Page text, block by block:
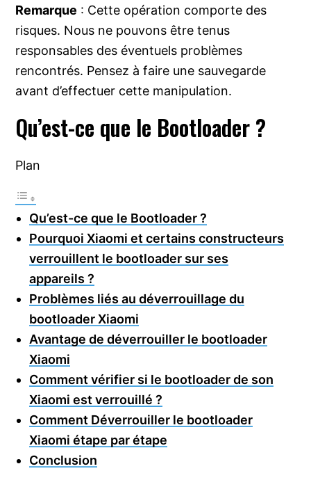
Remarque : Cette opération comporte des
risques. Nous ne pouvons être tenus
responsables des éventuels problèmes
rencontrés. Pensez à faire une sauvegarde
avant d’effectuer cette manipulation​.
Qu’est-ce que le Bootloader ?
Plan
Qu’est-ce que le Bootloader ?
Pourquoi Xiaomi et certains constructeurs
verrouillent le bootloader sur ses
appareils ?
Problèmes liés au déverrouillage du
bootloader Xiaomi
Avantage de déverrouiller le bootloader
Xiaomi
Comment vérifier si le bootloader de son
Xiaomi est verrouillé ?
Comment Déverrouiller le bootloader
Xiaomi étape par étape
Conclusion